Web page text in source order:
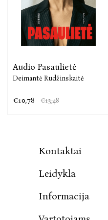
Audio Pasaulietė
Deimantė Rudžinskaitė
€10,78 €13,48
Kontaktai
Leidykla
Informacija